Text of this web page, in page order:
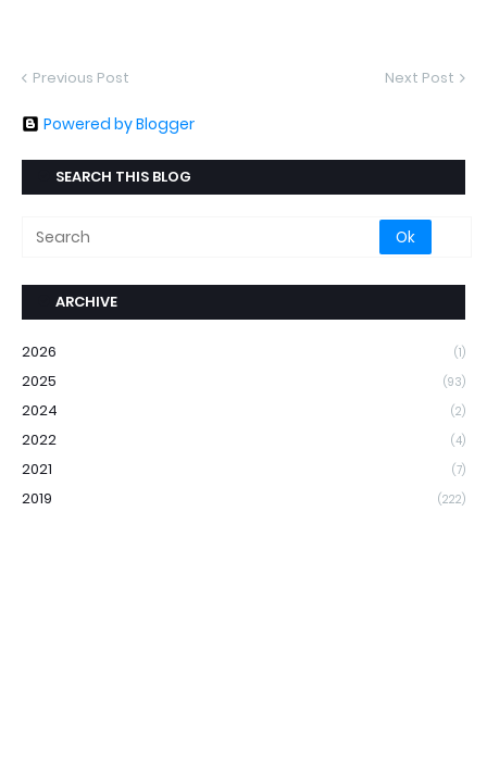
Previous Post Next Post
Powered by Blogger
SEARCH THIS BLOG
ARCHIVE
2026 (1)
2025 (93)
2024 (2)
2022 (4)
2021 (7)
2019 (222)